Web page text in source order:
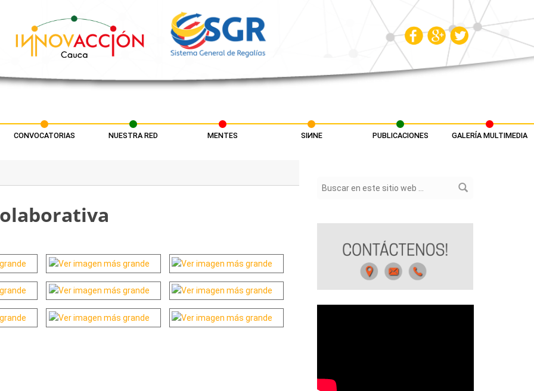
CONVOCATORIAS NUESTRA RED MENTES SIИNE PUBLICACIONES GALERÍA MULTIMEDIA
Formulario de búsqueda